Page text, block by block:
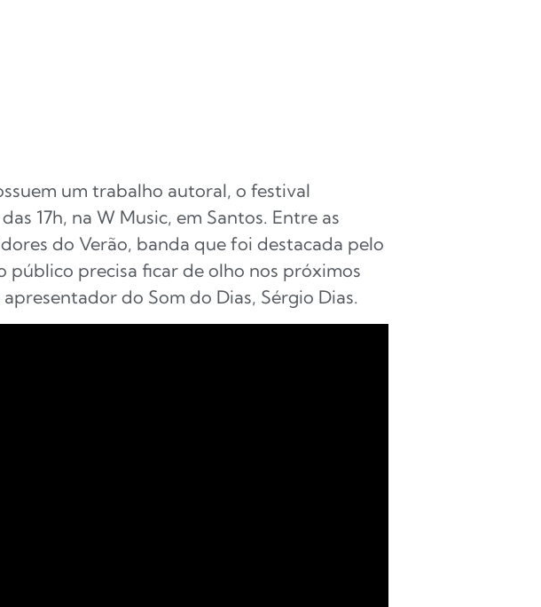
um trabalho autoral, o festival
17h, na W Music, em Santos. Entre as
do Verão, banda que foi destacada pelo
público precisa ficar de olho nos próximos
do Som do Dias, Sérgio Dias.